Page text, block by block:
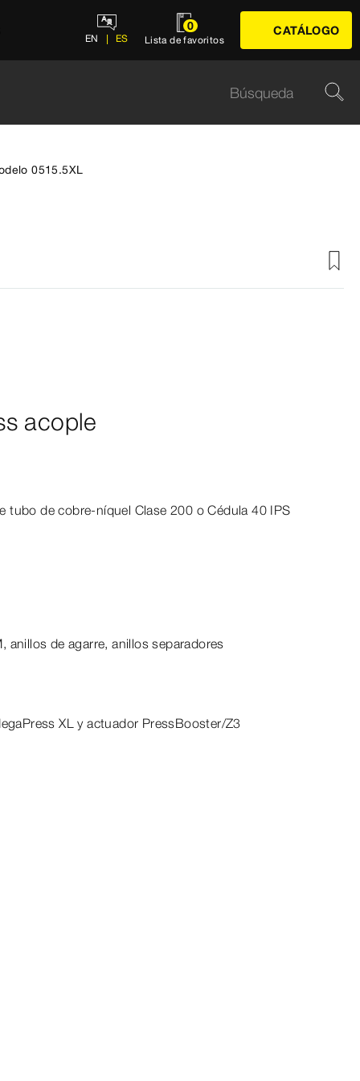
EN ES
0
Lista de favoritos
CATÁLOGO
0515.5XL
acople
tubo de cobre-​níquel Clase 200 o Cédula 40 IPS
anillos de agarre, anillos separadores
XL y actuador PressBooster/Z3